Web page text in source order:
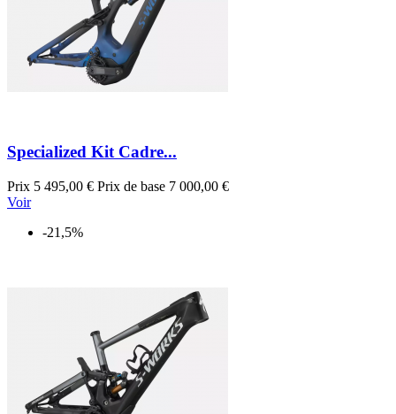
Specialized Kit Cadre...
Prix 5 495,00 € Prix de base 7 000,00 €
Voir
-21,5%